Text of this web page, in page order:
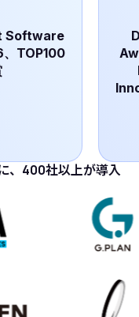
Software
TOP100
400社以上が導入